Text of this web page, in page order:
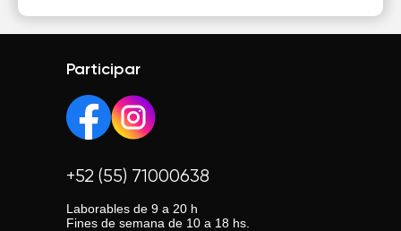
Participar
+52 (55) 71000638
Laborables de 9 a 20 h
Fines de semana de 10 a 18 hs.